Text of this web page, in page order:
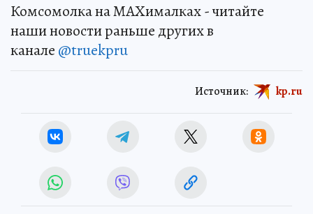
Комсомолка на MAXималках - читайте
наши новости раньше других в
канале @truekpru
Источник: kp.ru